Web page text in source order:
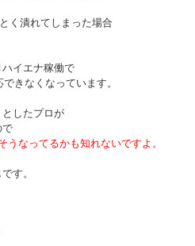
く潰れてしまった場合
イエナ稼働で
きなくなっています。
したプロが
で
なってるかも知れないですよ。
す。